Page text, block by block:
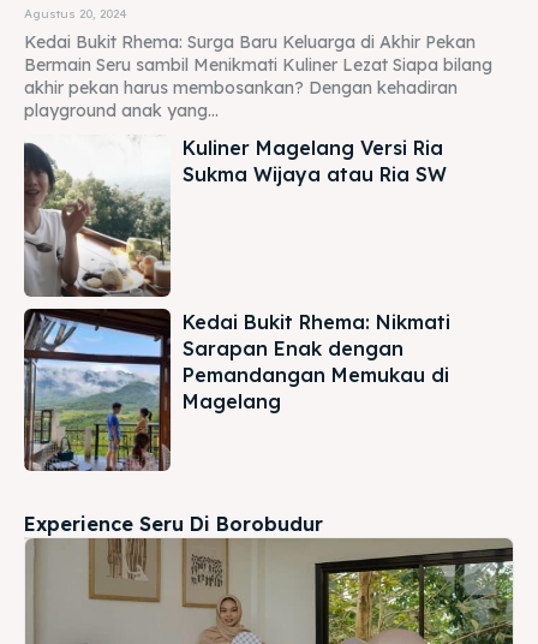
Agustus 20, 2024
Kedai Bukit Rhema: Surga Baru Keluarga di Akhir Pekan
Bermain Seru sambil Menikmati Kuliner Lezat Siapa bilang
akhir pekan harus membosankan? Dengan kehadiran
playground anak yang...
Kuliner Magelang Versi Ria
Sukma Wijaya atau Ria SW
Kedai Bukit Rhema: Nikmati
Sarapan Enak dengan
Pemandangan Memukau di
Magelang
Experience Seru Di Borobudur